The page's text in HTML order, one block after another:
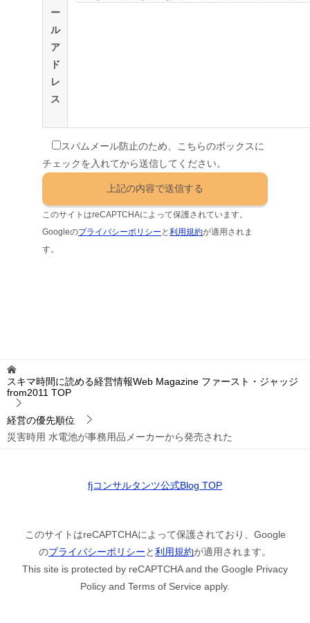
ー
ル
ア
ド
レ
ス
スパムメール防止のため、こちらのボックスに
チェックを入れてから送信してください。
このサイトはreCAPTCHAによって保護されています。
Googleのプライバシーポリシー と利用規約が適用されま
す。
スキマ時間に読める経営情報Web Magazine ファースト・ジャッジ
from2011 TOP
経営の優先順位
災害時用 水電池が事務用品メーカーから発売された
fjコンサルタンツ公式Blog TOP
このサイトはreCAPTCHAによって保護されており、Google
のプライバシーポリシーと利用規約が適用されます。
This site is protected by reCAPTCHA and the Google Privacy
Policy and Terms of Service apply.